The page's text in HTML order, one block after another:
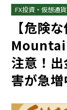
FX投資・仮想通
【危険
注意！
害が急増